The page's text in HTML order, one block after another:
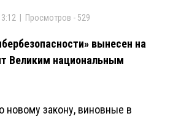
| Просмотров - 529
вынесен на
Великим национальным
новому закону, виновные в